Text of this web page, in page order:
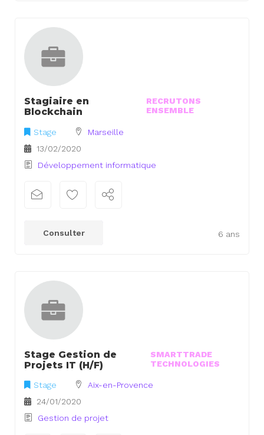
Stagiaire en
Blockchain
RECRUTONS
ENSEMBLE
Stage
Marseille
13/02/2020
Développement informatique
6 ans
Consulter
Stage Gestion de
Projets IT (H/F)
SMARTTRADE
TECHNOLOGIES
Stage
Aix-en-Provence
24/01/2020
Gestion de projet